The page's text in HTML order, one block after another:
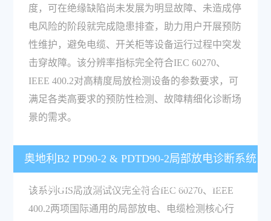
度，可在绝缘缺陷尚未发展为明显故障、未造成停
电风险的阶段就完成隐患排查，助力用户开展预防
性维护，避免电缆、开关柜等设备运行过程中突发
击穿故障。该分辨率指标完全符合IEC 60270、
IEEE 400.2对高精度局放检测设备的参数要求，可
满足各类高要求的预防性检测、故障精细化诊断场
景的需求。
奥地利B2 PD90-2 & PDTD90-2局部放电诊断系统
符合哪些行业标准，检测结果权威性如何？
该系列GIS局放测试仪完全符合IEC 60270、IEEE
400.2两项国际通用的局部放电、电缆检测核心行